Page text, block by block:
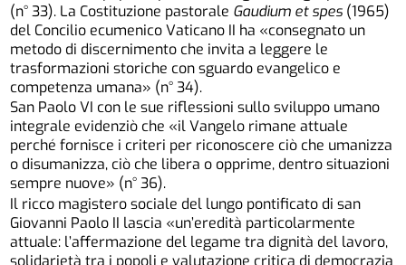
(n° 33). La Costituzione pastorale Gaudium et spes (1965)
del Concilio ecumenico Vaticano II ha «consegnato un
metodo di discernimento che invita a leggere le
trasformazioni storiche con sguardo evangelico e
competenza umana» (n° 34).
San Paolo VI con le sue riflessioni sullo sviluppo umano
integrale evidenziò che «il Vangelo rimane attuale
perché fornisce i criteri per riconoscere ciò che umanizza
o disumanizza, ciò che libera o opprime, dentro situazioni
sempre nuove» (n° 36).
Il ricco magistero sociale del lungo pontificato di san
Giovanni Paolo II lascia «un’eredità particolarmente
attuale: l’affermazione del legame tra dignità del lavoro,
solidarietà tra i popoli e valutazione critica di democrazia